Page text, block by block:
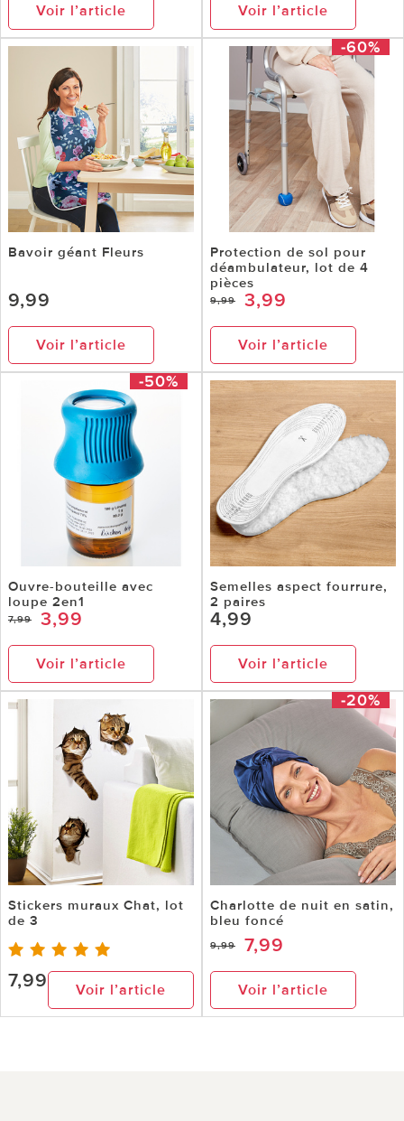
Voir l’article Voir l’article
Bavoir géant Fleurs
9,99
Voir l’article
-60%
Protection de sol pour
déambulateur, lot de 4
pièces
9,99 3,99
Voir l’article
-50%
Ouvre-bouteille avec
loupe 2en1
7,99 3,99
Voir l’article
Semelles aspect fourrure,
2 paires
4,99
Voir l’article
Stickers muraux Chat, lot
de 3
7,99 Voir l’article
-20%
Charlotte de nuit en satin,
bleu foncé
9,99 7,99
Voir l’article